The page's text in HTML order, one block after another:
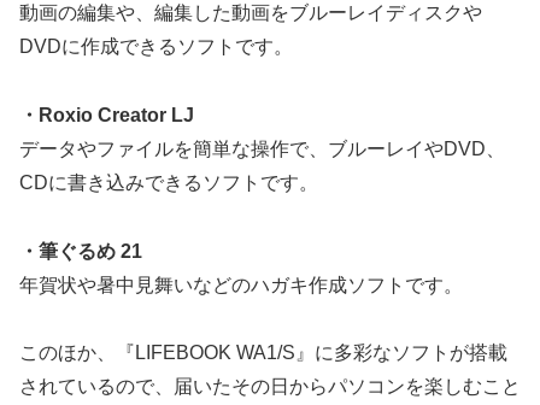
動画の編集や、編集した動画をブルーレイディスクや
DVDに作成できるソフトです。
・Roxio Creator LJ
データやファイルを簡単な操作で、ブルーレイやDVD、
CDに書き込みできるソフトです。
・筆ぐるめ 21
年賀状や暑中見舞いなどのハガキ作成ソフトです。
このほか、『LIFEBOOK WA1/S』に多彩なソフトが搭載
されているので、届いたその日からパソコンを楽しむこと